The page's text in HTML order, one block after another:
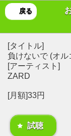
戻る
[タイトル]
負けないで (オル
[アーティスト]
ZARD
[月額]33円
試聴